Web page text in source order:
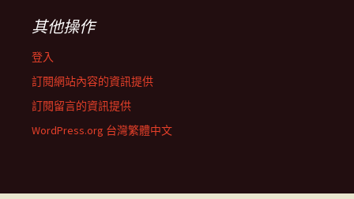
其他操作
登入
訂閱網站內容的資訊提供
訂閱留言的資訊提供
WordPress.org 台灣繁體中文